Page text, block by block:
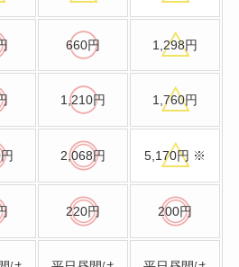
660円 1,298円
1,210円 1,760円
2,068円 5,170円 ※
220円 200円